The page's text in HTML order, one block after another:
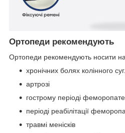
Ортопеди рекомендують
Ортопеди рекомендують носити
хронічних болях колінного
артрозі
гострому періоді
періоді реабілітації
травмі менісків